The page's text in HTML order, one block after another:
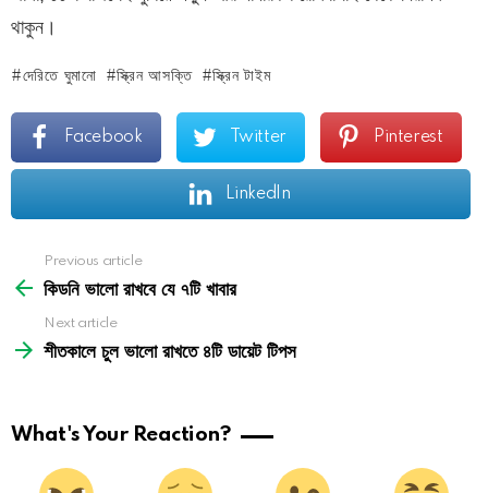
থাকুন।
দেরিতে ঘুমানো স্ক্রিন আসক্তি স্ক্রিন টাইম
Facebook Twitter Pinterest
LinkedIn
more
Previous article
কিডনি ভালো রাখবে যে ৭টি খাবার
Next article
শীতকালে চুল ভালো রাখতে ৪টি ডায়েট টিপস
What's Your Reaction?